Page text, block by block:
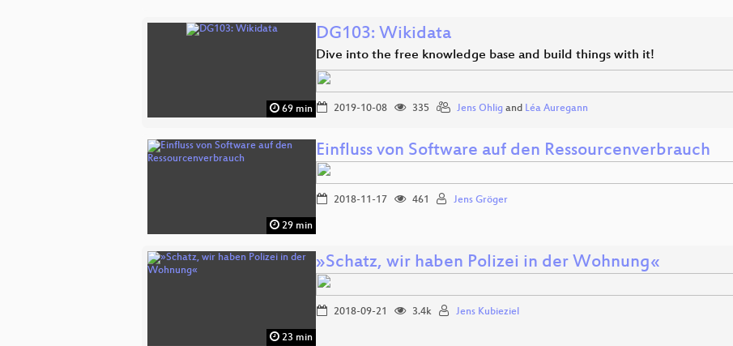
69 min
DG103: Wikidata
Dive into the free knowledge base and build things with it!
2019-10-08 335 Jens Ohlig and Léa Auregann
29 min
Einfluss von Software auf den Ressourcenverbrauch
2018-11-17 461 Jens Gröger
23 min
»Schatz, wir haben Polizei in der Wohnung«
2018-09-21 3.4k Jens Kubieziel